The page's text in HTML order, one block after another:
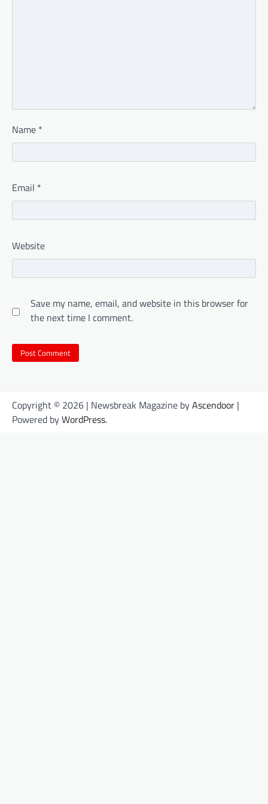
Name *
Email *
Website
Save my name, email, and website in this browser for
the next time I comment.
Copyright © 2026 | Newsbreak Magazine byAscendoor |
Powered byWordPress.